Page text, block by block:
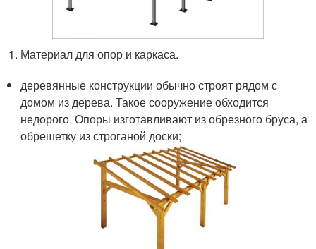
Материал для опор и каркаса.
деревянные конструкции обычно строят рядом с
домом из дерева. Такое сооружение обходится
недорого. Опоры изготавливают из обрезного бруса, а
обрешетку из строганой доски;